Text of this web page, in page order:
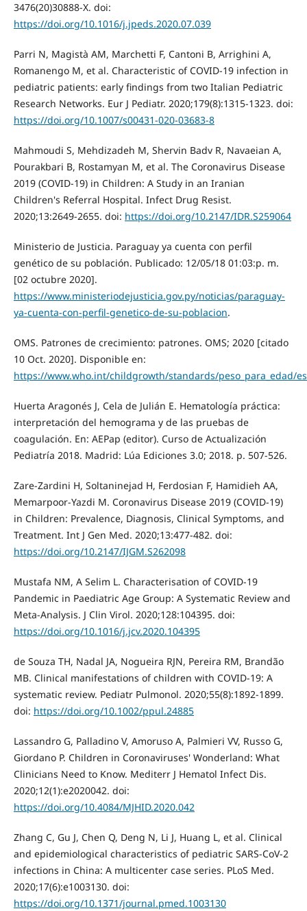
3476(20)30888-X. doi:
https://doi.org/10.1016/j.jpeds.2020.07.039
Parri N, Magistà AM, Marchetti F, Cantoni B, Arrighini A,
Romanengo M, et al. Characteristic of COVID-19 infection in
pediatric patients: early findings from two Italian Pediatric
Research Networks. Eur J Pediatr. 2020;179(8):1315-1323. doi:
https://doi.org/10.1007/s00431-020-03683-8
Mahmoudi S, Mehdizadeh M, Shervin Badv R, Navaeian A,
Pourakbari B, Rostamyan M, et al. The Coronavirus Disease
2019 (COVID-19) in Children: A Study in an Iranian
Children's Referral Hospital. Infect Drug Resist.
2020;13:2649-2655. doi: https://doi.org/10.2147/IDR.S259064
Ministerio de Justicia. Paraguay ya cuenta con perfil
genético de su población. Publicado: 12/05/18 01:03:p. m.
[02 octubre 2020].
https://www.ministeriodejusticia.gov.py/noticias/paraguay-
ya-cuenta-con-perfil-genetico-de-su-poblacion.
OMS. Patrones de crecimiento: patrones. OMS; 2020 [citado
10 Oct. 2020]. Disponible en:
https://www.who.int/childgrowth/standards/peso_para_edad/
Huerta Aragonés J, Cela de Julián E. Hematología práctica:
interpretación del hemograma y de las pruebas de
coagulación. En: AEPap (editor). Curso de Actualización
Pediatría 2018. Madrid: Lúa Ediciones 3.0; 2018. p. 507-526.
Zare-Zardini H, Soltaninejad H, Ferdosian F, Hamidieh AA,
Memarpoor-Yazdi M. Coronavirus Disease 2019 (COVID-19)
in Children: Prevalence, Diagnosis, Clinical Symptoms, and
Treatment. Int J Gen Med. 2020;13:477-482. doi:
https://doi.org/10.2147/IJGM.S262098
Mustafa NM, A Selim L. Characterisation of COVID-19
Pandemic in Paediatric Age Group: A Systematic Review and
Meta-Analysis. J Clin Virol. 2020;128:104395. doi:
https://doi.org/10.1016/j.jcv.2020.104395
de Souza TH, Nadal JA, Nogueira RJN, Pereira RM, Brandão
MB. Clinical manifestations of children with COVID-19: A
systematic review. Pediatr Pulmonol. 2020;55(8):1892-1899.
doi: https://doi.org/10.1002/ppul.24885
Lassandro G, Palladino V, Amoruso A, Palmieri VV, Russo G,
Giordano P. Children in Coronaviruses' Wonderland: What
Clinicians Need to Know. Mediterr J Hematol Infect Dis.
2020;12(1):e2020042. doi:
https://doi.org/10.4084/MJHID.2020.042
Zhang C, Gu J, Chen Q, Deng N, Li J, Huang L, et al. Clinical
and epidemiological characteristics of pediatric SARS-CoV-2
infections in China: A multicenter case series. PLoS Med.
2020;17(6):e1003130. doi:
https://doi.org/10.1371/journal.pmed.1003130